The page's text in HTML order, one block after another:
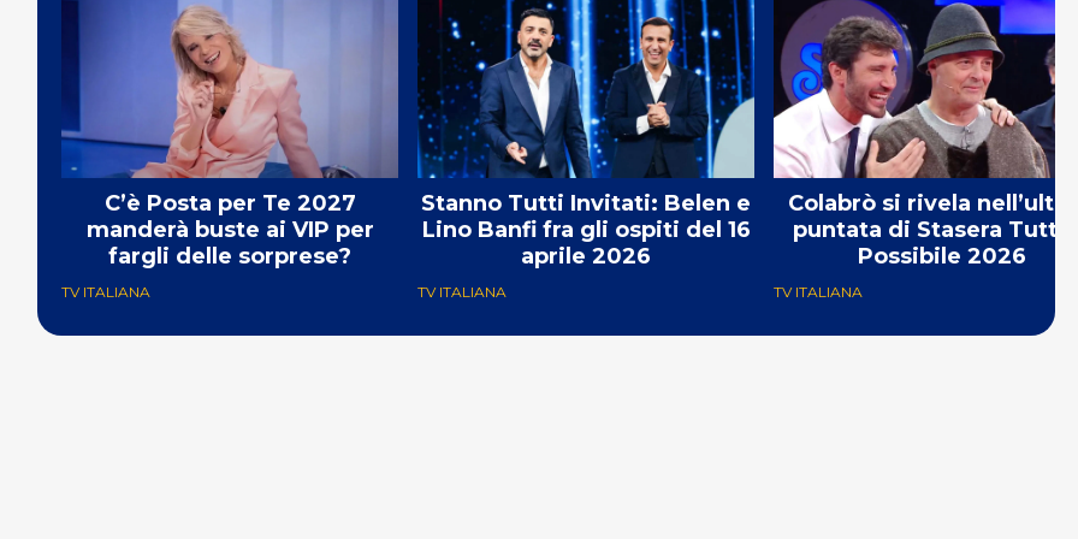
C’è Posta per Te 2027
manderà buste ai VIP per
fargli delle sorprese?
TV ITALIANA
Stanno Tutti Invitati: Belen e
Lino Banfi fra gli ospiti del 16
aprile 2026
TV ITALIANA
Colabrò si rivela
puntata di Stasera Tutto è
Possibile 2026
TV ITALIANA